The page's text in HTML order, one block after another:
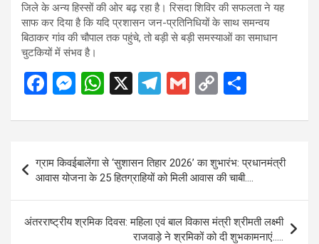
जिले के अन्य हिस्सों की ओर बढ़ रहा है। रिसदा शिविर की सफलता ने यह
साफ कर दिया है कि यदि प्रशासन जन-प्रतिनिधियों के साथ समन्वय
बिठाकर गांव की चौपाल तक पहुंचे, तो बड़ी से बड़ी समस्याओं का समाधान
चुटकियों में संभव है।
F
ce
b
o
o
k
M
se
n
g
er
W
at
s
A
p
p
X
T
e
gr
a
m
G
ail
C
py
Li
n
k
ar
navigation
ग्राम किवईबालेंगा से ‘सुशासन तिहार 2026’ का शुभारंभ: प्रधानमंत्री
आवास योजना के 25 हितग्राहियों को मिली आवास की चाबी….
अंतरराष्ट्रीय श्रमिक दिवस: महिला एवं बाल विकास मंत्री श्रीमती लक्ष्मी
राजवाड़े ने श्रमिकों को दी शुभकामनाएं…..